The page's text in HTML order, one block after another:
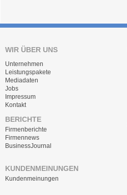
WIR ÜBER UNS
Unternehmen
Leistungspakete
Mediadaten
Jobs
Impressum
Kontakt
BERICHTE
Firmenberichte
Firmennews
BusinessJournal
KUNDENMEINUNGEN
Kundenmeinungen